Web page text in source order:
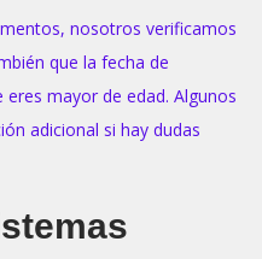
nosotros verificamos
que la fecha de
mayor de edad. Algunos
adicional si hay dudas